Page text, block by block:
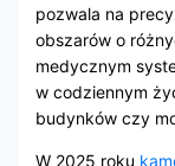
pozwala na
obszarów o
medycznym
w codziennym
budynków czy
W 2025 roku